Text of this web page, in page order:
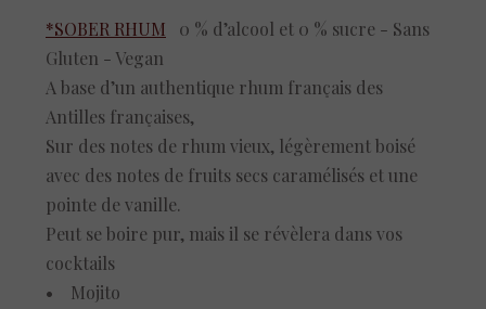
*SOBER RHUM 0 % d’alcool et 0 % sucre - Sans
Gluten - Vegan
A base d’un authentique rhum français des
Antilles françaises,
Sur des notes de rhum vieux, légèrement boisé
avec des notes de fruits secs caramélisés et une
pointe de vanille.
Peut se boire pur, mais il se révèlera dans vos
cocktails
• Mojito